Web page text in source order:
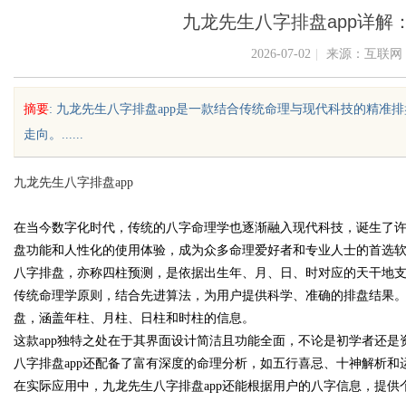
uz
九龙先生八字排盘app详解
2026-07-02 来源：互联网
摘要: 九龙先生八字排盘app是一款结合传统命理与现代科技的精准
走向。......
九龙先生八字排盘app
在当今数字化时代，传统的八字命理学也逐渐融入现代科技，诞生了
盘功能和人性化的使用体验，成为众多命理爱好者和专业人士的首选
八字排盘，亦称四柱预测，是依据出生年、月、日、时对应的天干地
传统命理学原则，结合先进算法，为用户提供科学、准确的排盘结果
盘，涵盖年柱、月柱、日柱和时柱的信息。
这款app独特之处在于其界面设计简洁且功能全面，不论是初学者还
八字排盘app还配备了富有深度的命理分析，如五行喜忌、十神解析
在实际应用中，九龙先生八字排盘app还能根据用户的八字信息，提
眼镜
发体系全解析